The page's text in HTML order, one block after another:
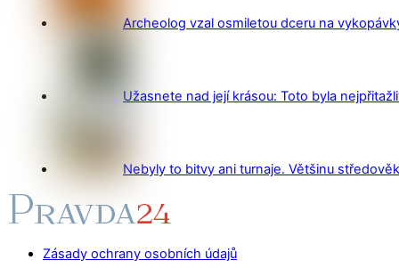
Archeolog vzal osmiletou dceru na
Užasnete nad její krásou: Toto byla
Nebyly to bitvy ani turnaje. Většinu
Zásady ochrany osobních údajů